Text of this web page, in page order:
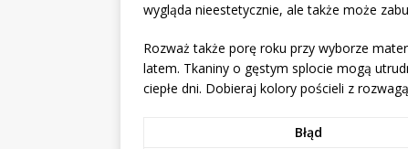
wygląda nieestetycznie, ale także może
Rozważ także porę roku przy wyborze
latem. Tkaniny o gęstym splocie mogą
ciepłe dni. Dobieraj kolory pościeli z
Błąd